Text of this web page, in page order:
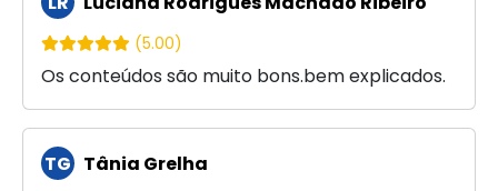
(5.00)
Os conteúdos são muito bons.bem explicados.
TG Tânia Grelha